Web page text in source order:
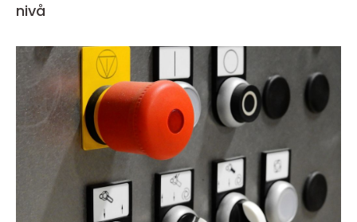
nivå